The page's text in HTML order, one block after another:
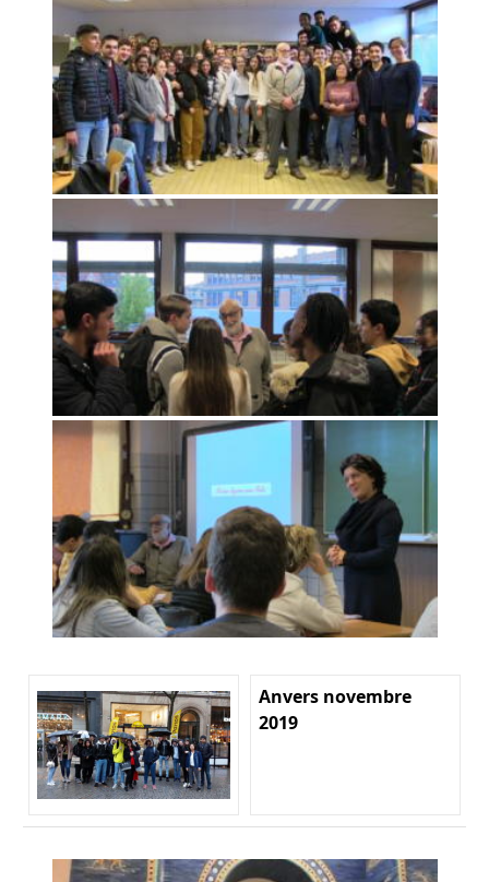
Anvers novembre
2019